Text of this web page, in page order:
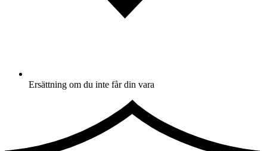
Ersättning om du inte får din vara